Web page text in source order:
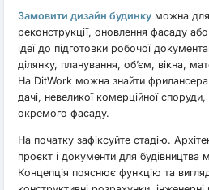
Замовити дизайн будинкуможна для
реконструкції, оновлення фасаду або
ідеї до підготовки робочої
ділянку, планування, об’єм, вікна,
На DitWork можна знайти фрилансера
дачі, невеликої комерційної
окремого фасаду.
На початку зафіксуйте стадію.
проєкт і документи для будівництва
Концепція пояснює функцію та